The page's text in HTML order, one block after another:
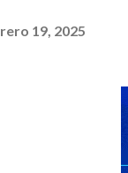
19, 2025